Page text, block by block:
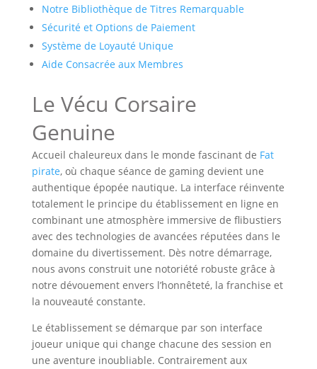
Notre Bibliothèque de Titres Remarquable
Sécurité et Options de Paiement
Système de Loyauté Unique
Aide Consacrée aux Membres
Le Vécu Corsaire
Genuine
Accueil chaleureux dans le monde fascinant de Fat
pirate, où chaque séance de gaming devient une
authentique épopée nautique. La interface réinvente
totalement le principe du établissement en ligne en
combinant une atmosphère immersive de flibustiers
avec des technologies de avancées réputées dans le
domaine du divertissement. Dès notre démarrage,
nous avons construit une notoriété robuste grâce à
notre dévouement envers l’honnêteté, la franchise et
la nouveauté constante.
Le établissement se démarque par son interface
joueur unique qui change chacune des session en
une aventure inoubliable. Contrairement aux